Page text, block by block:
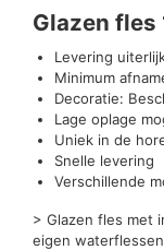
Glazen fles
Levering
Minimum
Decoratie:
Lage oplage
Uniek in de
Snelle levering
Verschillende
> Glazen fles met
eigen